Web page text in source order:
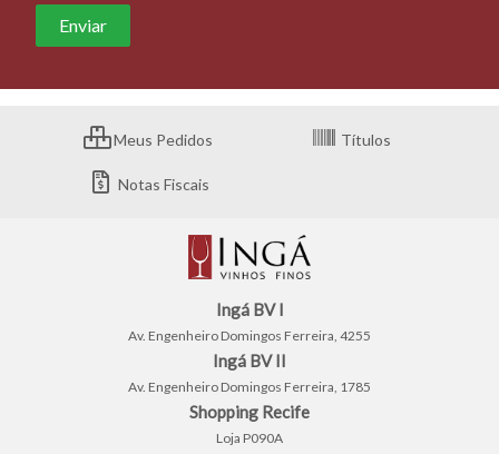
Meus Pedidos Títulos
Notas Fiscais
Ingá BV I
Av. Engenheiro Domingos Ferreira, 4255
Ingá BV II
Av. Engenheiro Domingos Ferreira, 1785
Shopping Recife
Loja P090A